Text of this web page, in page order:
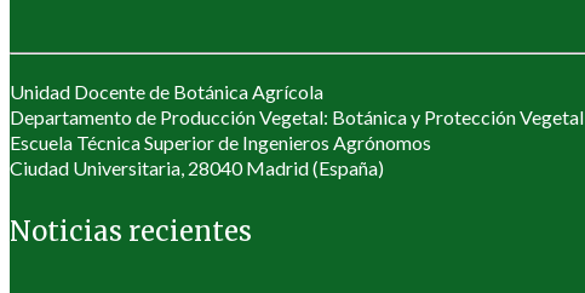
Unidad Docente de Botánica Agrícola
Departamento de Producción Vegetal: Botánica y Protección Vegetal
Escuela Técnica Superior de Ingenieros Agrónomos
Ciudad Universitaria, 28040 Madrid (España)
Noticias recientes